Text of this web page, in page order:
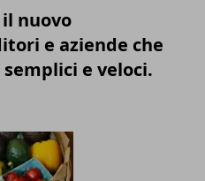
nuovo
e aziende che
e veloci.